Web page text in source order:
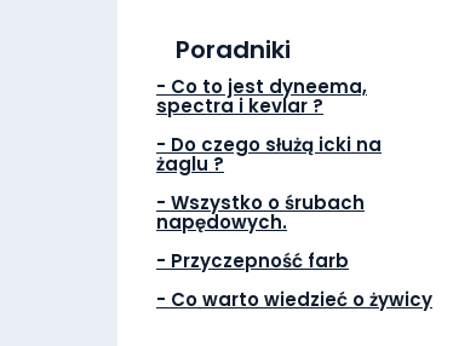
Poradniki
- Co to jest dyneema,
spectra i kevlar ?
- Do czego służą icki na
żaglu ?
- Wszystko o śrubach
napędowych.
- Przyczepność farb
- Co warto wiedzieć o żywicy